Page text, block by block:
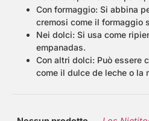
Con formaggio: Si abbina
cremosi come il formaggio
Nei dolci: Si usa come
empanadas.
Con altri dolci: Può essere
come il dulce de leche o la